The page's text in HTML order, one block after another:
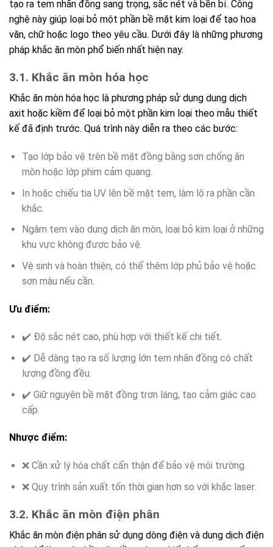
tạo ra tem nhãn đồng sang trọng, sắc nét và bền bỉ. Công
nghệ này giúp loại bỏ một phần bề mặt kim loại để tạo hoa
văn, chữ hoặc logo theo yêu cầu. Dưới đây là những phương
pháp khắc ăn mòn phổ biến nhất hiện nay.
3.1. Khắc ăn mòn hóa học
Khắc ăn mòn hóa học là phương pháp sử dụng dung dịch
axit hoặc kiềm để loại bỏ một phần kim loại theo mẫu thiết
kế đã định trước. Quá trình này diễn ra theo các bước:
Tạo lớp bảo vệ trên bề mặt đồng bằng sơn chống ăn
mòn hoặc lớp phim cảm quang.
In hoặc chiếu tia UV lên bề mặt tem, làm lộ ra phần cần
khắc.
Ngâm tem vào dung dịch ăn mòn, loại bỏ kim loại ở những
khu vực không được bảo vệ.
Vệ sinh và hoàn thiện, có thể thêm lớp phủ bảo vệ hoặc
sơn màu nếu cần.
Ưu điểm:
✔️ Độ sắc nét cao, phù hợp với thiết kế chi tiết.
✔️ Dễ dàng tạo ra số lượng lớn tem nhãn đồng có chất
lượng đồng đều.
✔️ Giữ nguyên bề mặt đồng trơn láng, tạo cảm giác cao
cấp.
Nhược điểm:
❌ Cần xử lý hóa chất cẩn thận để bảo vệ môi trường.
❌ Quy trình sản xuất tốn thời gian hơn so với khắc laser.
3.2. Khắc ăn mòn điện phân
Khắc ăn mòn điện phân sử dụng dòng điện và dung dịch điện